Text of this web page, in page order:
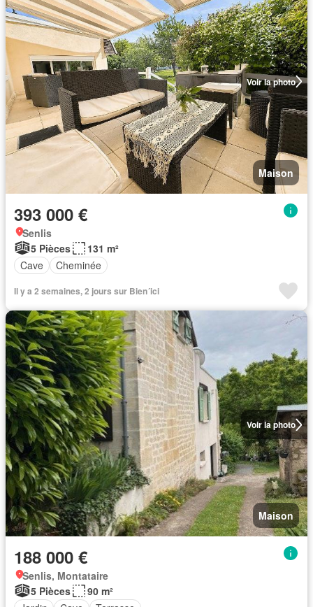
Voir la photo
Maison
393 000 €
Senlis
5 Pièces
131 m²
Cave
Cheminée
Il y a 2 semaines, 2 jours sur Bien´ici
Voir la photo
Maison
188 000 €
Senlis, Montataire
5 Pièces
90 m²